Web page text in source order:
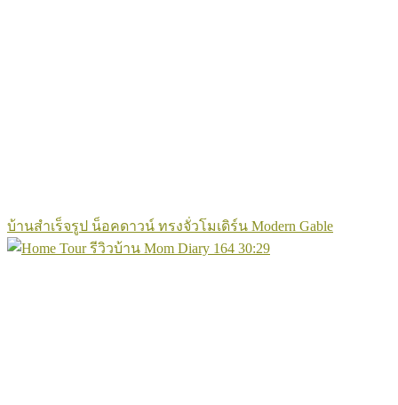
บ้านสำเร็จรูป น็อคดาวน์ ทรงจั่วโมเดิร์น Modern Gable
164 30:29